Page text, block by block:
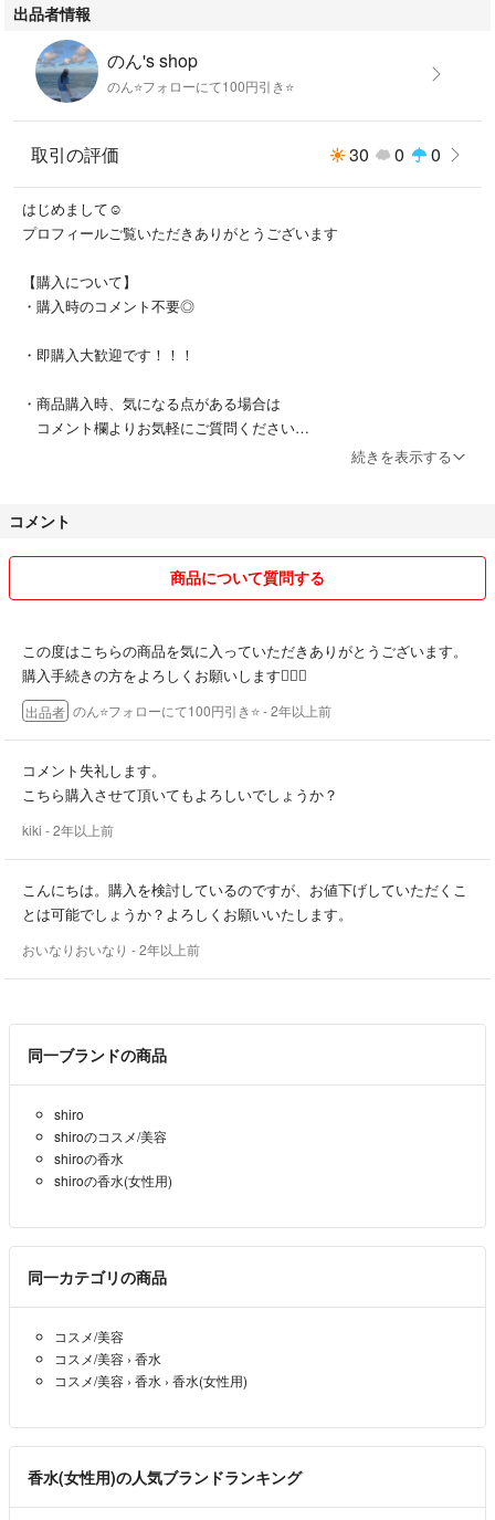
出品者情報
のん's shop
のん⭐️フォローにて100円引き⭐️
取引の評価 30 0 0
はじめまして☺︎
プロフィールご覧いただきありがとうございます
【購入について】
・購入時のコメント不要◎
・即購入大歓迎です！！！
・商品購入時、気になる点がある場合は
コメント欄よりお気軽にご質問ください
（1000円以下の商品は割引き不可）
・購入後のお値下げはできません
購入前にコメントよりお知らせください
【発送について】
・基本的には送料無料
・コンパクトな形での発送
送料が1番安い方法で発送します
その為、普通郵便になるかと思います
希望がある前は購入前にお知らせください！
・1〜3日以内で発送
・自宅にある梱包素材を使用してます
お顔の見えないお取り引きですので
続きを表示する
コメント
商品について質問する
この度はこちらの商品を気に入っていただきありがとうございます。
購入手続きの方をよろしくお願いします🙇🏻‍♂️
出品者 のん⭐️フォローにて100円引き⭐️- 2年以上前
コメント失礼します。
こちら購入させて頂いてもよろしいでしょうか？
kiki - 2年以上前
こんにちは。購入を検討しているのですが、お値下げしていただくこ
とは可能でしょうか？よろしくお願いいたします。
おいなりおいなり - 2年以上前
同一ブランドの商品
shiro
shiroのコスメ/美容
shiroの香水
shiroの香水(女性用)
同一カテゴリの商品
コスメ/美容
コスメ/美容 › 香水
コスメ/美容 › 香水 › 香水(女性用)
香水(女性用)の人気ブランドランキング